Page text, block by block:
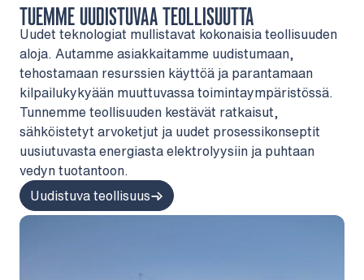
TUEMME UUDISTUVAA TEOLLISUUTTA
Uudet teknologiat mullistavat kokonaisia teollisuuden
aloja. Autamme asiakkaitamme uudistumaan,
tehostamaan resurssien käyttöä ja parantamaan
kilpailukykyään muuttuvassa toimintaympäristössä.
Tunnemme teollisuuden kestävät ratkaisut,
sähköistetyt arvoketjut ja uudet prosessikonseptit
uusiutuvasta energiasta elektrolyysiin ja puhtaan
vedyn tuotantoon.
Uudistuva teollisuus